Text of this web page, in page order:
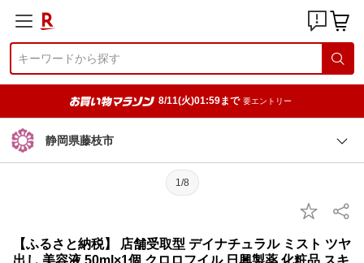
8/11(火)01:59まで 要エントリー
静岡県藤枝市
1/8
【ふるさと納税】 店舗受取型 デイナチュラル ミスト ツヤ
出し 美容液 50ml×1個 クロロフイル 日興製薬 化粧品 スキ